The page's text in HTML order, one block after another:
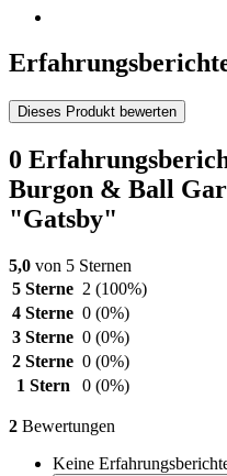
Dieses Produkt bewerten
0
Burgon & Ball
"Gatsby"
5,0 von 5 Sternen
5 Sterne 2 (100%)
4 Sterne 0 (0%)
3 Sterne 0 (0%)
2 Sterne 0 (0%)
1 Stern
0 (0%)
2 Bewertungen
Keine